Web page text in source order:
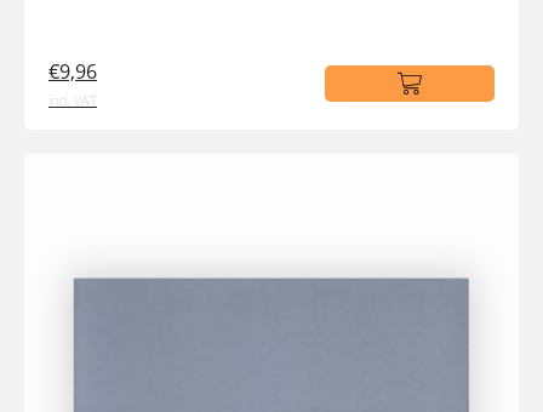
€9,96
incl. VAT